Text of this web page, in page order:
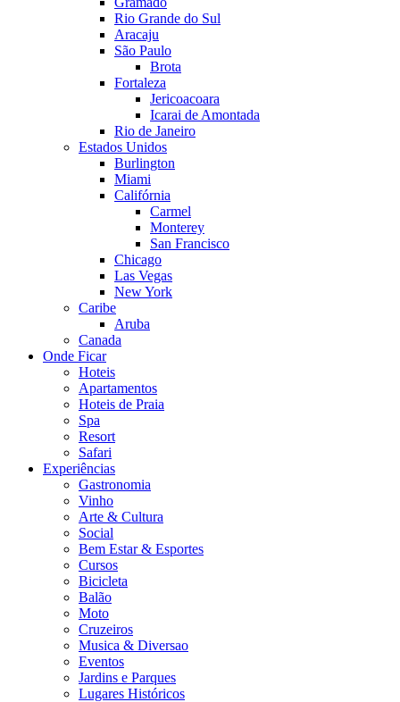
Rio Grande do Sul
Aracaju
São Paulo
Brota
Fortaleza
Jericoacoara
Icarai de Amontada
Rio de Janeiro
Estados Unidos
Burlington
Miami
Califórnia
Carmel
Monterey
San Francisco
Chicago
Las Vegas
New York
Caribe
Aruba
Canada
Onde Ficar
Hoteis
Apartamentos
Hoteis de Praia
Spa
Resort
Safari
Experiências
Gastronomia
Vinho
Arte & Cultura
Social
Bem Estar & Esportes
Cursos
Bicicleta
Balão
Moto
Cruzeiros
Musica & Diversao
Eventos
Jardins e Parques
Lugares Históricos